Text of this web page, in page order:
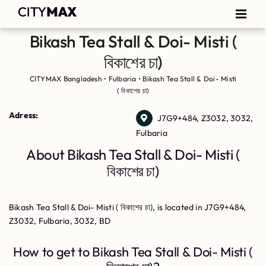
Bikash Tea Stall & Doi- Misti (
বিকাশের চা)
CITYMAX Bangladesh • Fulbaria • Bikash Tea Stall & Doi- Misti
( বিকাশের চা)
Adress:
J7G9+484, Z3032, 3032,
Fulbaria
About Bikash Tea Stall & Doi- Misti (
বিকাশের চা)
Bikash Tea Stall & Doi- Misti ( বিকাশের চা), is located in J7G9+484,
Z3032, Fulbaria, 3032, BD
How to get to Bikash Tea Stall & Doi- Misti (